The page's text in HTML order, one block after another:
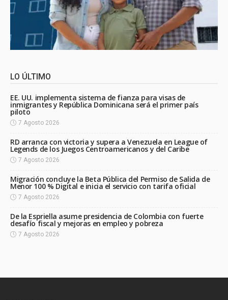
LO ÚLTIMO
EE. UU. implementa sistema de fianza para visas de
inmigrantes y República Dominicana será el primer país
piloto
7 Agosto 2026
RD arranca con victoria y supera a Venezuela en League of
Legends de los Juegos Centroamericanos y del Caribe
7 Agosto 2026
Migración concluye la Beta Pública del Permiso de Salida de
Menor 100 % Digital e inicia el servicio con tarifa oficial
7 Agosto 2026
De la Espriella asume presidencia de Colombia con fuerte
desafío fiscal y mejoras en empleo y pobreza
7 Agosto 2026